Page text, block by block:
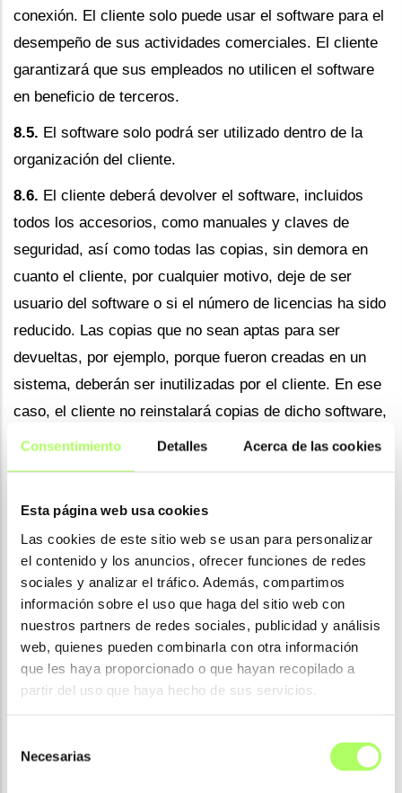
Consentimiento Detalles Acerca de las cookies
Esta página web usa cookies
Las cookies de este sitio web se usan para personalizar
el contenido y los anuncios, ofrecer funciones de redes
sociales y analizar el tráfico. Además, compartimos
información sobre el uso que haga del sitio web con
nuestros partners de redes sociales, publicidad y análisis
web, quienes pueden combinarla con otra información
que les haya proporcionado o que hayan recopilado a
partir del uso que haya hecho de sus servicios.
Necesarias
conexión. El cliente solo puede usar el software para el
desempeño de sus actividades comerciales. El cliente
garantizará que sus empleados no utilicen el software
en beneficio de terceros.
8.5. El software solo podrá ser utilizado dentro de la
organización del cliente.
8.6. El cliente deberá devolver el software, incluidos
todos los accesorios, como manuales y claves de
seguridad, así como todas las copias, sin demora en
cuanto el cliente, por cualquier motivo, deje de ser
usuario del software o si el número de licencias ha sido
reducido. Las copias que no sean aptas para ser
devueltas, por ejemplo, porque fueron creadas en un
sistema, deberán ser inutilizadas por el cliente. En ese
caso, el cliente no reinstalará copias de dicho software,
ni siquiera para uso temporal.
8.7.No está permitido hacer copias del software,
excepto para fines de respaldo. Dichas copias solo
reemplazo de material original que se haya vuelto
inutilizable.
Si el cliente no impide el uso no autorizado del
software, será responsable del pago tanto de su propio
uso como del uso no autorizado por parte de terceros,
sin perjuicio del derecho de Construsoft B.V. a reclamar
Construsoft B.V. tendrá derecho a denegar al cliente el